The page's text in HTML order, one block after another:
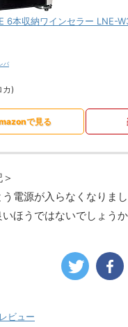
6本収納ワインセラー LNE-
バ
カ)
で見る
電源が入らなくなりま
ほうではないでしょうか
ビュー